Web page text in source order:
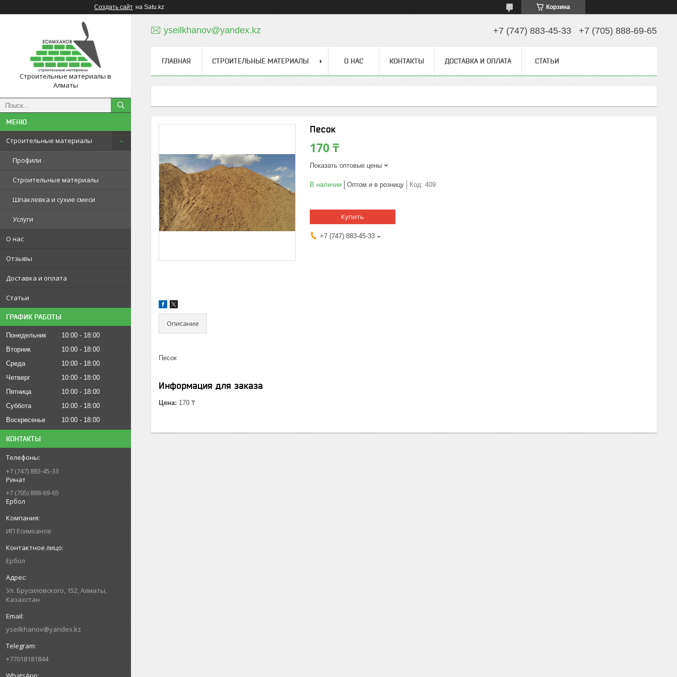
Создать сайт на Satu.kz Корзина
Строительные материалы в
Алматы
Строительные материалы
Профили
Строительные материалы
Шпаклевка и сухие смеси
Услуги
О нас
Отзывы
Доставка и оплата
Статьи
ГРАФИК РАБОТЫ
Понедельник 10:00
18:00
Вторник
10:00
18:00
Среда
10:00
18:00
Четверг
10:00
18:00
Пятница
10:00
18:00
Суббота
10:00
18:00
Воскресенье
10:00 18:00
КОНТАКТЫ
+7 (747) 883-45-33
Ринат
+7 (705) 888-69-65
Ербол
ИП Есимxанов
Ербол
Ул. Брусиловского, 152, Алматы,
Казахстан
yseilkhanov@yandex.kz
+77018181844
yseilkhanov@yandex.kz +7 (747) 883-45-33 +7 (705) 888-69-65
ГЛАВНАЯ СТРОИТЕЛЬНЫЕ МАТЕРИАЛЫ О НАС КОНТАКТЫ ДОСТАВКА И ОПЛАТА СТАТЬИ
Песок
170 ₸
Показать оптовые цены
В наличии Оптом и в розницу Код: 409
Купить
+7 (747) 883-45-33
Описание
Песок
Информация для заказа
Цена: 170 ₸